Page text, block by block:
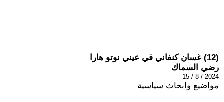
(12) غسان كنفاني في عيني نوتو هارا
رضي السماك
2024 / 8 / 15
مواضيع وابحاث سياسية